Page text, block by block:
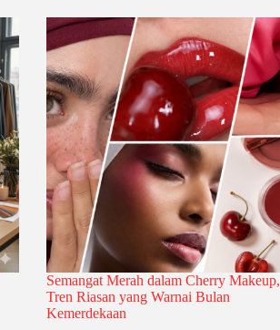
Semangat Merah dalam Cherry Makeup,
Tren Riasan yang Warnai Bulan
Kemerdekaan